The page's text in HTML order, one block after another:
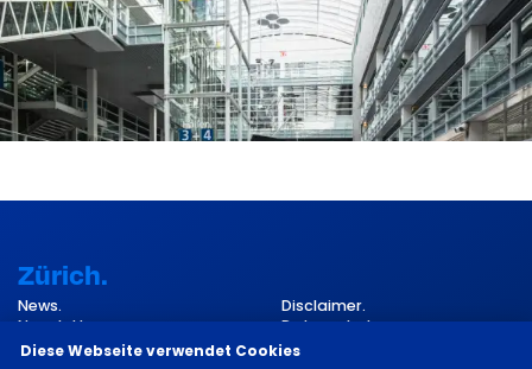
Zürich.
News.
Newsletter.
Kontakt.
Disclaimer.
Datenschutz.
Impressum.
Diese Webseite verwendet Cookies